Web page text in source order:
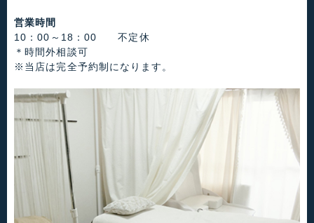
営業時間
10：00～18：00 不定休
＊時間外相談可
※当店は完全予約制になります。